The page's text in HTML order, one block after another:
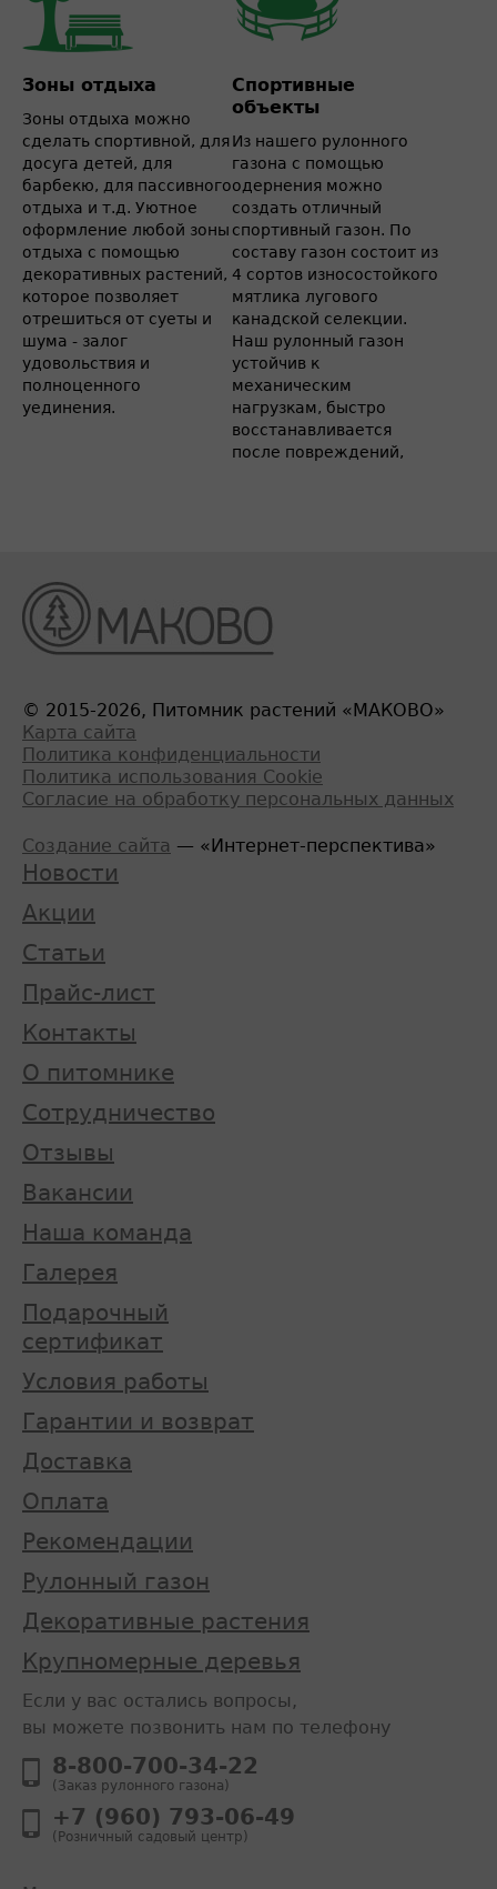
Зоны отдыха
Зоны отдыха можно
сделать спортивной, для
досуга детей, для
барбекю, для пассивного
отдыха и т.д. Уютное
оформление любой зоны
отдыха с помощью
декоративных растений,
которое позволяет
отрешиться от суеты и
шума - залог
удовольствия и
полноценного
уединения.
Спортивные
объекты
Из нашего рулонного
газона с помощью
одернения можно
создать отличный
спортивный газон. По
составу газон состоит из
4 сортов износостойкого
мятлика лугового
канадской селекции.
Наш рулонный газон
устойчив к
механическим
нагрузкам, быстро
восстанавливается
после повреждений,
© 2015-2026, Питомник растений «МАКОВО»
Карта сайта
Политика конфиденциальности
Политика использования Cookie
Согласие на обработку персональных данных
Создание сайта — «Интернет-перспектива»
Новости
Акции
Статьи
Прайс-лист
Контакты
О питомнике
Сотрудничество
Отзывы
Вакансии
Наша команда
Галерея
Подарочный
сертификат
Условия работы
Гарантии и возврат
Доставка
Оплата
Рекомендации
Рулонный газон
Декоративные растения
Крупномерные деревья
Если у вас остались вопросы,
вы можете позвонить нам по телефону
8-800-700-34-22
(Заказ рулонного газона)
+7 (960) 793-06-49
(Розничный садовый центр)